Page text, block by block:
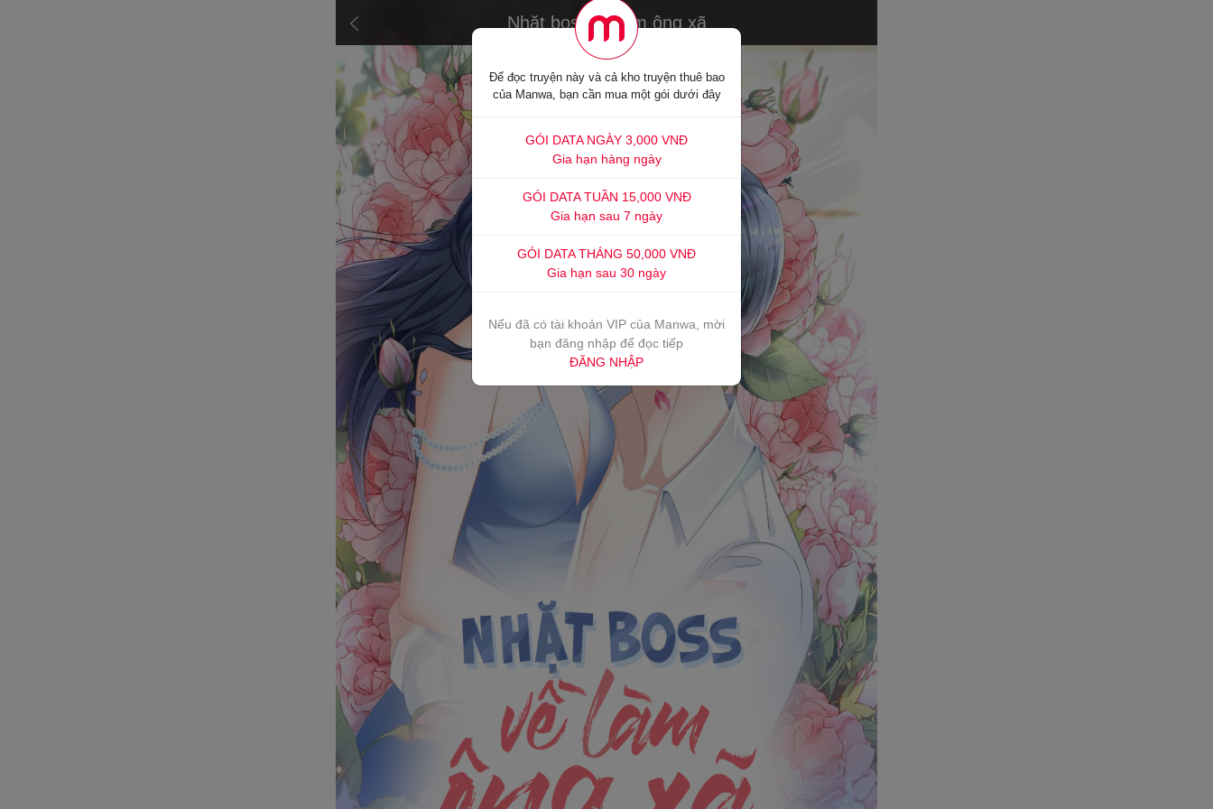
Nhặt boss về làm ông xã
Để đọc truyện này và cả kho truyện thuê bao
của Manwa, bạn cần mua một gói dưới đây
GÓI DATA NGÀY 3,000 VNĐ
Gia hạn hàng ngày
GÓI DATA TUẦN 15,000 VNĐ
Gia hạn sau 7 ngày
GÓI DATA THÁNG 50,000 VNĐ
Gia hạn sau 30 ngày
Nếu đã có tài khoản VIP của Manwa, mời
bạn đăng nhập để đọc tiếp
ĐĂNG NHẬP